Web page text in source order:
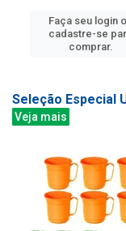
Faça seu login
cadastre-se
comprar.
Seleção Especial
Veja mais